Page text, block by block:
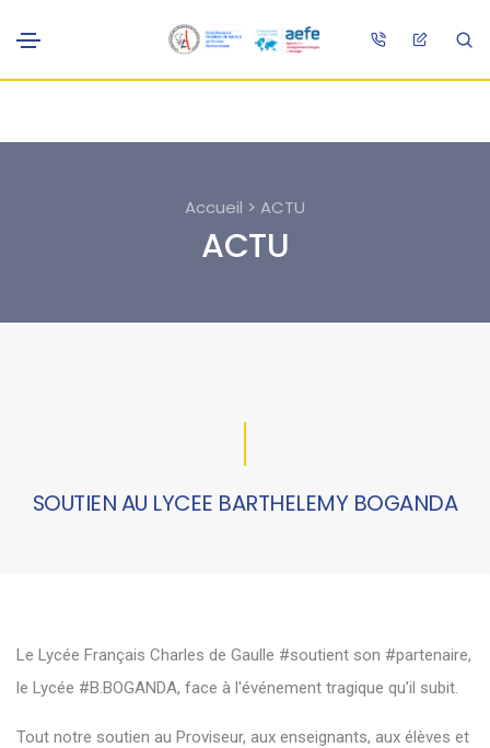
Accueil > ACTU
ACTU
SOUTIEN AU LYCEE BARTHELEMY BOGANDA
Le Lycée Français Charles de Gaulle #soutient son #partenaire,
le Lycée #B.BOGANDA, face à l'événement tragique qu’il subit.
Tout notre soutien au Proviseur, aux enseignants, aux élèves et